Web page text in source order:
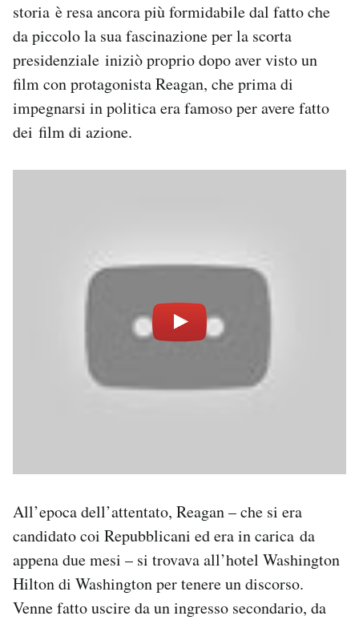
Esci
storia è resa ancora più formidabile dal fatto che
da piccolo la sua fascinazione per la scorta
presidenziale iniziò proprio dopo aver visto un
film con protagonista Reagan, che prima di
impegnarsi in politica era famoso per avere fatto
dei film di azione.
All’epoca dell’attentato, Reagan – che si era
candidato coi Repubblicani ed era in carica da
appena due mesi – si trovava all’hotel Washington
Hilton di Washington per tenere un discorso.
Venne fatto uscire da un ingresso secondario, da